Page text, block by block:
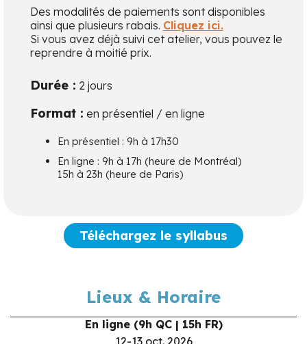
Des modalités de paiements sont disponibles
ainsi que plusieurs rabais. Cliquez ici.
Si vous avez déjà suivi cet atelier, vous pouvez le
reprendre à moitié prix.
Durée : 2 jours
Format : en présentiel / en ligne
En présentiel : 9h à 17h30
En ligne : 9h à 17h (heure de Montréal)
15h à 23h (heure de Paris)
Téléchargez le syllabus
Lieux & Horaire
En ligne (9h QC | 15h FR)